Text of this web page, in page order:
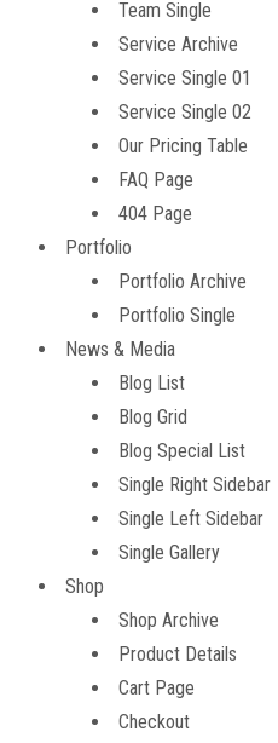
Team Single
Service Archive
Service Single 01
Service Single 02
Our Pricing Table
FAQ Page
404 Page
Portfolio
Portfolio Archive
Portfolio Single
News & Media
Blog List
Blog Grid
Blog Special List
Single Right Sidebar
Single Left Sidebar
Single Gallery
Shop
Shop Archive
Product Details
Cart Page
Checkout